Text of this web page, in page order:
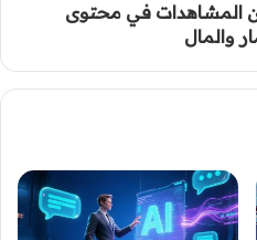
المشاهدات في محتوى
والمال